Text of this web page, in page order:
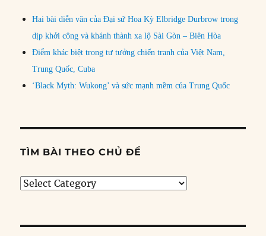
Hai bài diễn văn của Đại sứ Hoa Kỳ Elbridge Durbrow trong
dịp khởi công và khánh thành xa lộ Sài Gòn – Biên Hòa
Điểm khác biệt trong tư tưởng chiến tranh của Việt Nam,
Trung Quốc, Cuba
‘Black Myth: Wukong’ và sức mạnh mềm của Trung Quốc
TÌM BÀI THEO CHỦ ĐỀ
Tìm